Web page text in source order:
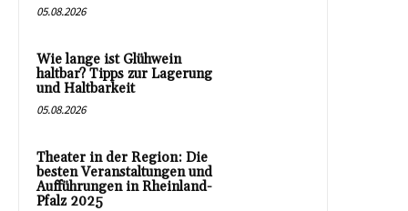
05.08.2026
Wie lange ist Glühwein
haltbar? Tipps zur Lagerung
und Haltbarkeit
05.08.2026
Theater in der Region: Die
besten Veranstaltungen und
Aufführungen in Rheinland-
Pfalz 2025